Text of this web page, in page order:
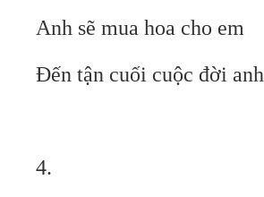
Anh sẽ mua hoa cho em
Đến tận cuối cuộc đời anh
4.